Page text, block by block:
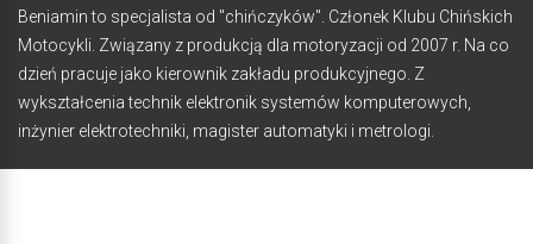
Beniamin to specjalista od "chińczyków". Członek Klubu Chińskich
Motocykli. Związany z produkcją dla motoryzacji od 2007 r. Na co
dzień pracuje jako kierownik zakładu produkcyjnego. Z
wykształcenia technik elektronik systemów komputerowych,
inżynier elektrotechniki, magister automatyki i metrologi.